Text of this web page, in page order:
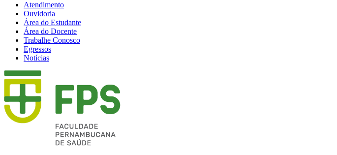
Atendimento
Ouvidoria
Área do Estudante
Área do Docente
Trabalhe Conosco
Egressos
Notícias